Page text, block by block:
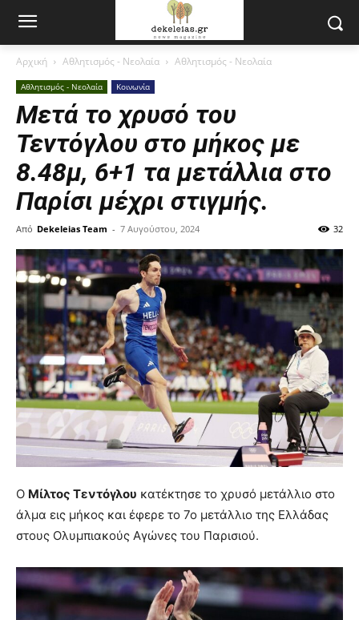
Αρχική Αθλητισμός - Νεολαία Αθλητισμός - Νεολαία
Αθλητισμός - Νεολαία Κοινωνία
Μετά το χρυσό του
Τεντόγλου στο μήκος με
8.48μ, 6+1 τα μετάλλια στο
Παρίσι μέχρι στιγμής.
Από Dekeleias Team - 7 Αυγούστου, 2024 32
Ο Μίλτος Τεντόγλου κατέκτησε το χρυσό μετάλλιο στο
άλμα εις μήκος και έφερε το 7ο μετάλλιο της Ελλάδας
στους Ολυμπιακούς Αγώνες του Παρισιού.